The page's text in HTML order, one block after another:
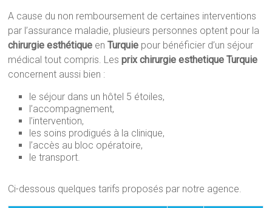
A cause du non remboursement de certaines interventions
par l’assurance maladie, plusieurs personnes optent pour la
chirurgie esthétique enTurquie pour bénéficier d’un séjour
médical tout compris. Lesprix chirurgieesthetique Turquie
concernent aussi bien :
le séjour dans un hôtel 5 étoiles,
l’accompagnement,
l’intervention,
les soins prodigués à la clinique,
l’accès au bloc opératoire,
le transport.
Ci-dessous quelques tarifs proposés par notre agence.